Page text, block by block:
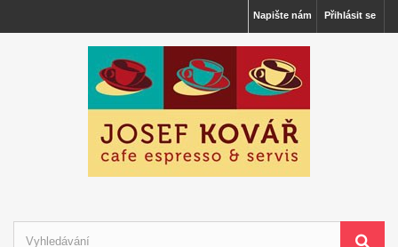
Přihlásit se
Napište nám